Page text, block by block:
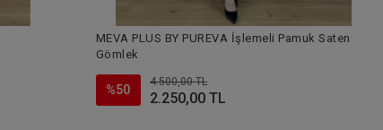
MEVA PLUS BY PUREVA İşlemeli Pamuk Saten
Gömlek
%50
4.500,00 TL
2.250,00 TL